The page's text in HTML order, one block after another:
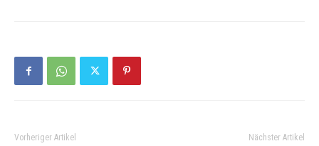
Vorheriger Artikel Nächster Artikel